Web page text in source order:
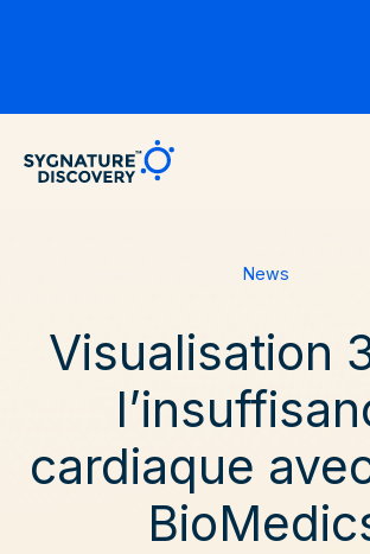
Sygnature
News
Visualisation
cardiaque